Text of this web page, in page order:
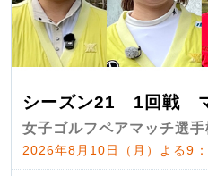
シーズン21 1回戦
女子ゴルフペアマッチ選手
2026年8月10日（月）よる9